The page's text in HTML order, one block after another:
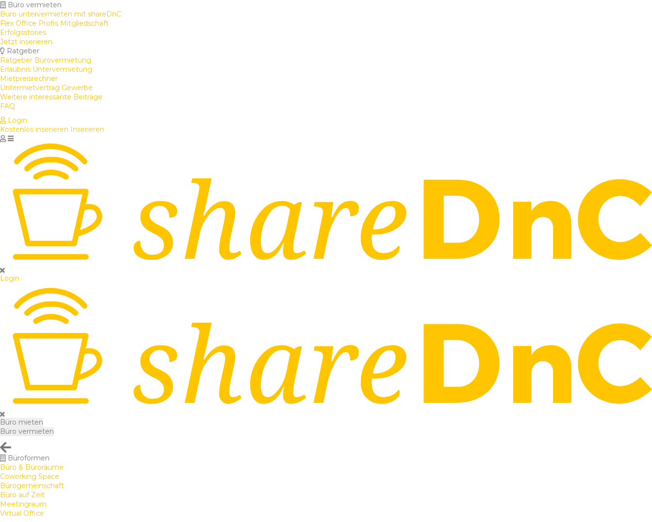
Büro vermieten
Büro untervermieten mit shareDnC
Flex Office Profis Mitgliedschaft
Erfolgsstories
Jetzt inserieren
Ratgeber
Ratgeber Bürovermietung
Erlaubnis Untervermietung
Mietpreisrechner
Untermietvertrag Gewerbe
Weitere interessante Beiträge
FAQ
Login
Kostenlos inserieren Inserieren
Login
Büro mieten
Büro vermieten
Büroformen
Büro & Büroräume
Coworking Space
Bürogemeinschaft
Büro auf Zeit
Meetingraum
Virtual Office